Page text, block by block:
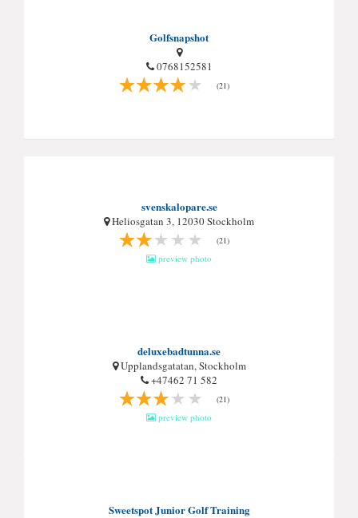
Golfsnapshot
0768152581
(21)
svenskalopare.se
Heliosgatan 3, 12030 Stockholm
(21)
preview photo
deluxebadtunna.se
Upplandsgatatan, Stockholm
+47462 71 582
(21)
preview photo
Sweetspot Junior Golf Training